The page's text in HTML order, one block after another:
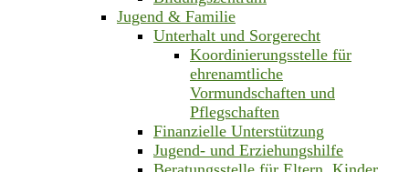
Jugend & Familie
Unterhalt und Sorgerecht
Koordinierungsstelle für
ehrenamtliche
Vormundschaften und
Pflegschaften
Finanzielle Unterstützung
Jugend- und Erziehungshilfe